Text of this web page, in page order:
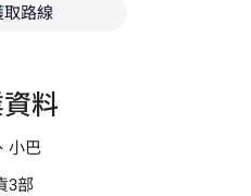
取路線
料
小巴
3部